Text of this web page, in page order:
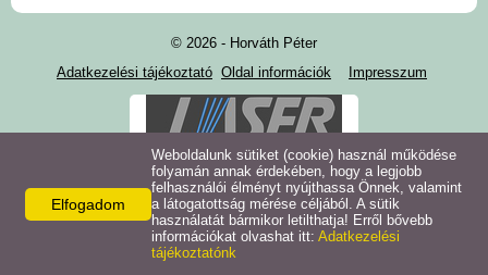
© 2026 - Horváth Péter
Adatkezelési tájékoztató Oldal információk Impresszum
Elfogadom
Weboldalunk sütiket (cookie) használ működése
folyamán annak érdekében, hogy a legjobb
felhasználói élményt nyújthassa Önnek, valamint
a látogatottság mérése céljából. A sütik
használatát bármikor letilthatja! Erről bővebb
információkat olvashat itt: Adatkezelési
tájékoztatónk